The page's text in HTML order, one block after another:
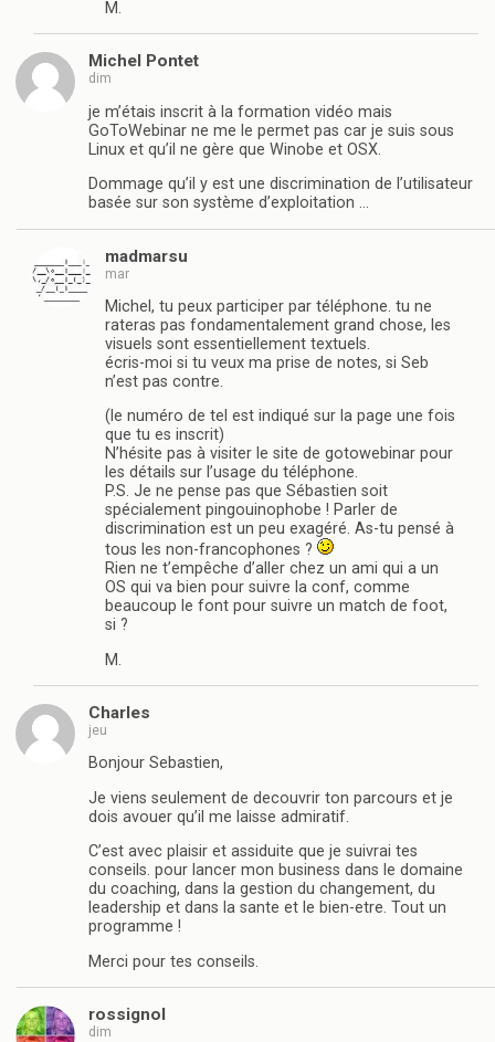
M.
Michel Pontet
dim
je m’étais inscrit à la formation vidéo mais
GoToWebinar ne me le permet pas car je suis sous
Linux et qu’il ne gère que Winobe et OSX.
Dommage qu’il y est une discrimination de l’utilisateur
basée sur son système d’exploitation …
madmarsu
mar
Michel, tu peux participer par téléphone. tu ne
rateras pas fondamentalement grand chose, les
visuels sont essentiellement textuels.
écris-moi si tu veux ma prise de notes, si Seb
n’est pas contre.
(le numéro de tel est indiqué sur la page une fois
que tu es inscrit)
N’hésite pas à visiter le site de gotowebinar pour
les détails sur l’usage du téléphone.
P.S. Je ne pense pas que Sébastien soit
spécialement pingouinophobe ! Parler de
discrimination est un peu exagéré. As-tu pensé à
tous les non-francophones ?
Rien ne t’empêche d’aller chez un ami qui a un
OS qui va bien pour suivre la conf, comme
beaucoup le font pour suivre un match de foot,
si ?
M.
Charles
jeu
Bonjour Sebastien,
Je viens seulement de decouvrir ton parcours et je
dois avouer qu’il me laisse admiratif.
C’est avec plaisir et assiduite que je suivrai tes
conseils. pour lancer mon business dans le domaine
du coaching, dans la gestion du changement, du
leadership et dans la sante et le bien-etre. Tout un
programme !
Merci pour tes conseils.
rossignol
dim